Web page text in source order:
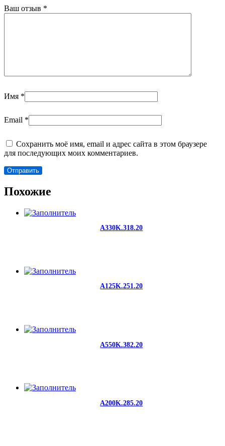
Ваш отзыв *
Имя *
Email *
Сохранить моё имя, email и адрес сайта в этом браузере
для последующих моих комментариев.
Похожие
A330K.318.20
A125K.251.20
A550K.382.20
A200K.285.20